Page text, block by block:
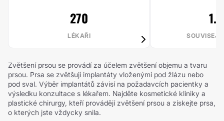
270
LÉKAŘI
Zvětšení prsou se provádí za účelem zvětšení objemu a tvaru
prsou. Prsa se zvětšují implantáty vloženými pod žlázu nebo
pod sval. Výběr implantátů závisí na požadavcích pacientky a
výsledku konzultace s lékařem. Najděte kosmetické kliniky a
plastické chirurgy, kteří provádějí zvětšení prsou a získejte prsa,
o kterých jste vždycky snila.